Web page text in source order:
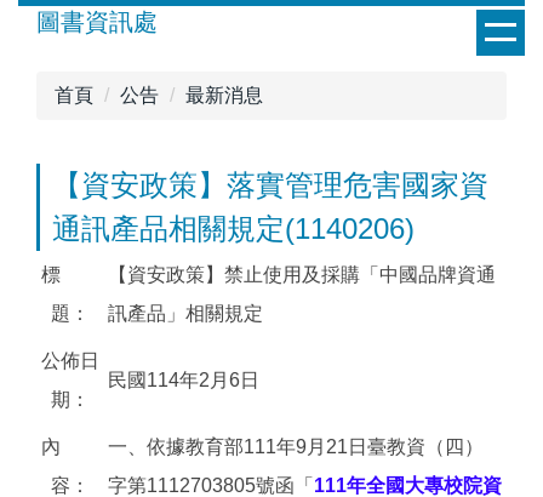
圖書資訊處
首頁 公告 最新消息
【資安政策】落實管理危害國家資
通訊產品相關規定(1140206)
標
題：
【資安政策】禁止使用及採購「中國品牌資通
訊產品」相關規定
公佈日
期：
民國114年2月6日
內
容：
一、依據教育部111年9月21日臺教資（四）
字第1112703805號函「 111年全國大專校院資